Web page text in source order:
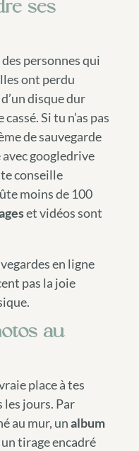
ses
personnes qui
ont perdu
disque dur
Si tu n’as pas
de sauvegarde
googledrive
conseille
moins de 100
et vidéos sont
en ligne
pas la joie
au
place à tes
jours. Par
au mur, unalbum
tirage encadré